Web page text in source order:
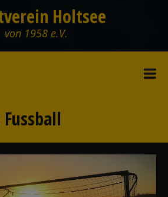
Holtsee
von 1958 e.V.
Fussball